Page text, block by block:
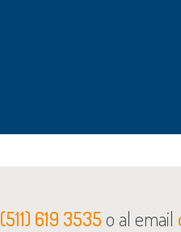
(511) 619 3535o al email